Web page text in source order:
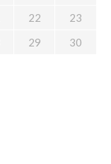
22
23
29
30